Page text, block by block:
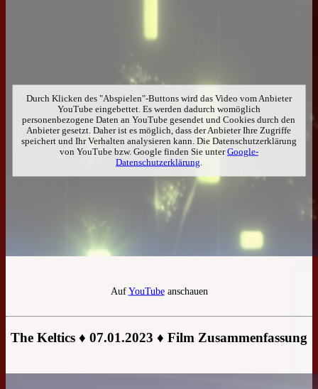
Durch Klicken des "Abspielen"-Buttons wird das Video vom Anbieter
YouTube eingebettet. Es werden dadurch womöglich
personenbezogene Daten an YouTube gesendet und Cookies durch den
Anbieter gesetzt. Daher ist es möglich, dass der Anbieter Ihre Zugriffe
speichert und Ihr Verhalten analysieren kann. Die Datenschutzerklärung
von YouTube bzw. Google finden Sie unterGoogle-
Datenschutzerklärung
AufYouTubeanschauen
The Keltics ♦ 07.01.2023 ♦ Film Zusammenfassung